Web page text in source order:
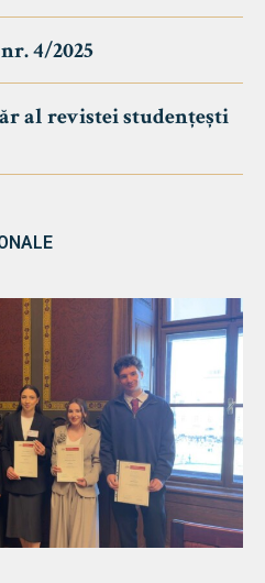
4/2025
al revistei studențești